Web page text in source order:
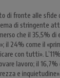
di fronte alle sfide
di stringente
che il 35,5%
il 24% come il
con tutti».
lavoro; il 16,7%
e